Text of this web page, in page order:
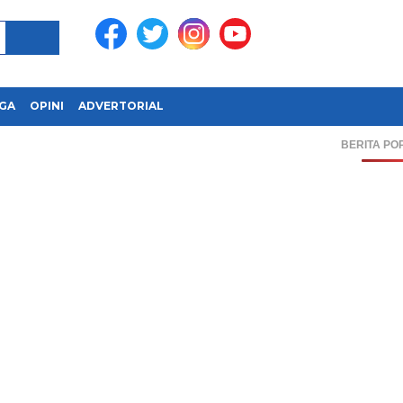
OPINI ADVERTORIAL
BERITA